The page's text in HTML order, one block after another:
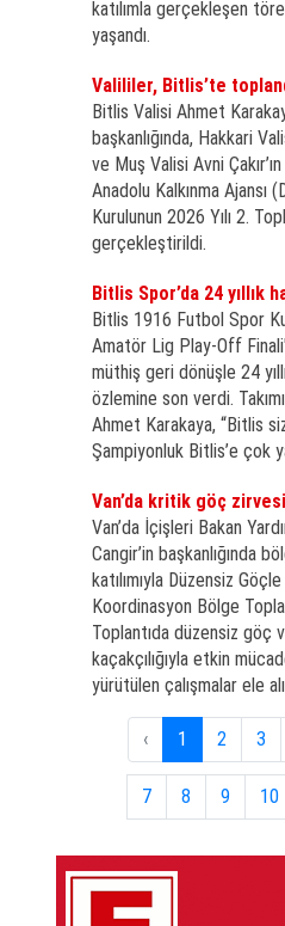
katılımla gerçekleşen
yaşandı.
Valililer, Bitlis’te
Bitlis Valisi Ahmet
başkanlığında, Hakkari
ve Muş Valisi Avni Çakır’ın
Anadolu Kalkınma Ajansı
Kurulunun 2026 Yılı 2.
gerçekleştirildi.
Bitlis Spor’da 24 yıllık
Bitlis 1916 Futbol Spor
Amatör Lig Play-Off
müthiş geri dönüşle 24
özlemine son verdi.
Ahmet Karakaya, “Bitlis
Şampiyonluk Bitlis’e çok
Van’da kritik göç
Van’da İçişleri Bakan
Cangir’in başkanlığında
katılımıyla Düzensiz
Koordinasyon Bölge
Toplantıda düzensiz göç
kaçakçılığıyla etkin
yürütülen çalışmalar ele
‹ 1 2 3
7 8 9 10